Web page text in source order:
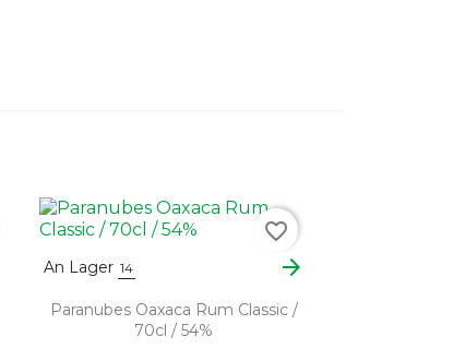
An Lager 14 arrow_forward
Paranubes Oaxaca Rum Classic /
70cl / 54%
favorite_border